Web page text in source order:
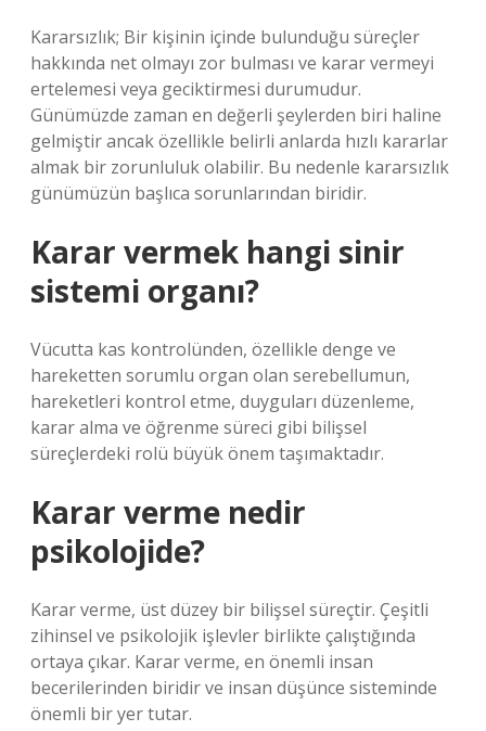
Kararsızlık; Bir kişinin içinde bulunduğu süreçler
hakkında net olmayı zor bulması ve karar vermeyi
ertelemesi veya geciktirmesi durumudur.
Günümüzde zaman en değerli şeylerden biri haline
gelmiştir ancak özellikle belirli anlarda hızlı kararlar
almak bir zorunluluk olabilir. Bu nedenle kararsızlık
günümüzün başlıca sorunlarından biridir.
Karar vermek hangi sinir
sistemi organı?
Vücutta kas kontrolünden, özellikle denge ve
hareketten sorumlu organ olan serebellumun,
hareketleri kontrol etme, duyguları düzenleme,
karar alma ve öğrenme süreci gibi bilişsel
süreçlerdeki rolü büyük önem taşımaktadır.
Karar verme nedir
psikolojide?
Karar verme, üst düzey bir bilişsel süreçtir. Çeşitli
zihinsel ve psikolojik işlevler birlikte çalıştığında
ortaya çıkar. Karar verme, en önemli insan
becerilerinden biridir ve insan düşünce sisteminde
önemli bir yer tutar.